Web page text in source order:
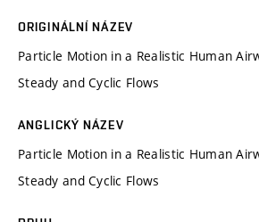
ORIGINÁLNÍ NÁZEV
Particle Motion in a Realistic Human
Steady and Cyclic Flows
ANGLICKÝ NÁZEV
Particle Motion in a Realistic Human
Steady and Cyclic Flows